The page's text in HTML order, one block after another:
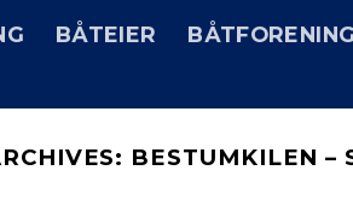
BÅTEIER BÅTFORENING
BESTUMKILEN –